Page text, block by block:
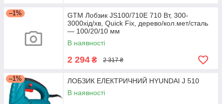
–1%
GTM Лобзик JS100/710E 710 Вт, 300-
3000хід/хв, Quick Fix, дерево/кол.мет/сталь
— 100/20/10 мм
В наявності
2 294 ₴ 2 317 ₴
–1%
ЛОБЗИК ЕЛЕКТРИЧНИЙ HYUNDAI J 510
В наявності